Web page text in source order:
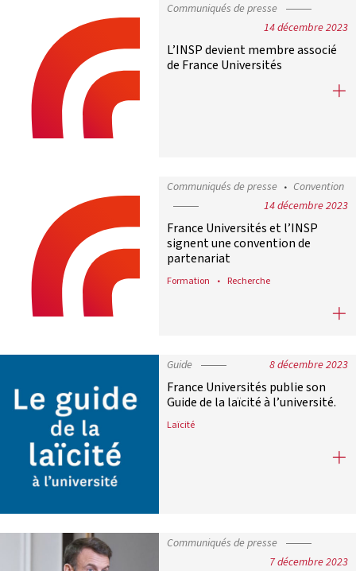
Communiqués de presse
14 décembre 2023
L’INSP devient membre associé
de France Universités
L’INSP devient membre associé
Communiqués de presse
Convention
14 décembre 2023
France Universités et l’INSP
signent une convention de
partenariat
Formation Recherche
France Universités et l’INSP
Guide 8 décembre 2023
France Universités publie son
Guide de la laïcité à l’université.
Laïcité
France Universités publie son
Communiqués de presse
7 décembre 2023